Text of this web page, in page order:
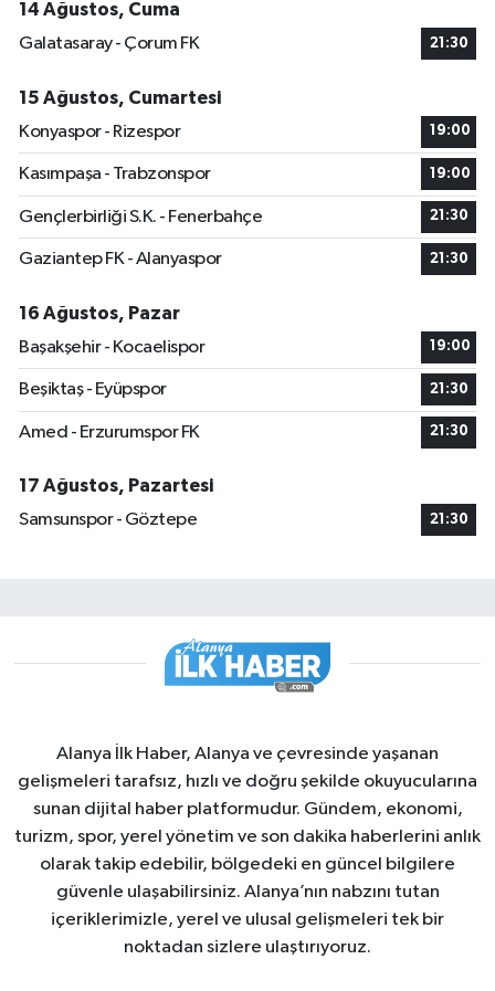
14 Ağustos, Cuma
Galatasaray - Çorum FK
21:30
15 Ağustos, Cumartesi
Konyaspor - Rizespor
19:00
Kasımpaşa - Trabzonspor 19:00
Gençlerbirliği S.K. - Fenerbahçe 21:30
Gaziantep FK - Alanyaspor 21:30
16 Ağustos, Pazar
Başakşehir - Kocaelispor
19:00
Beşiktaş - Eyüpspor 21:30
Amed - Erzurumspor FK 21:30
17 Ağustos, Pazartesi
Samsunspor - Göztepe
21:30
Alanya İlk Haber, Alanya ve çevresinde yaşanan
gelişmeleri tarafsız, hızlı ve doğru şekilde okuyucularına
sunan dijital haber platformudur. Gündem, ekonomi,
turizm, spor, yerel yönetim ve son dakika haberlerini anlık
olarak takip edebilir, bölgedeki en güncel bilgilere
güvenle ulaşabilirsiniz. Alanya’nın nabzını tutan
içeriklerimizle, yerel ve ulusal gelişmeleri tek bir
noktadan sizlere ulaştırıyoruz.